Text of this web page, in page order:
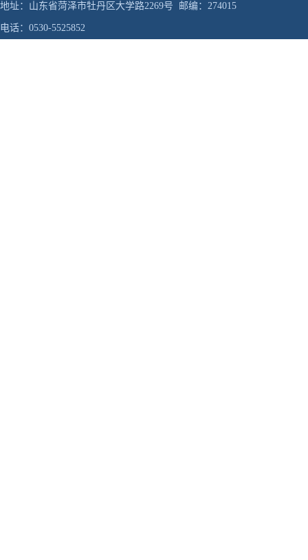
地址：山东省菏泽市牡丹区大学路2269号 邮编：274015
电话：0530-5525852